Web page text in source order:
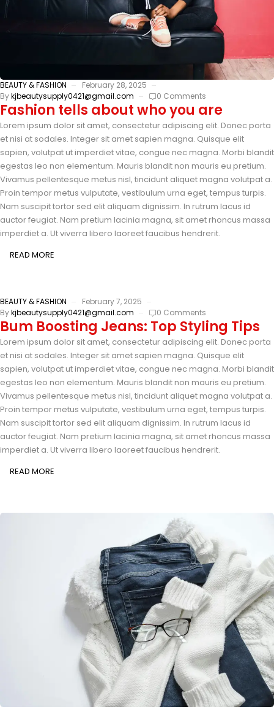
BEAUTY & FASHION
February 28, 2025
Bykjbeautysupply0421@gmail.com 0 Comments
Fashion tells about who you are
Lorem ipsum dolor sit amet, consectetur adipiscing elit. Donec porta
et nisi at sodales. Integer sit amet sapien magna. Quisque elit
sapien, volutpat ut imperdiet vitae, congue nec magna. Morbi blandit
egestas leo non elementum. Mauris blandit non mauris eu pretium.
Vivamus pellentesque metus nisl, tincidunt aliquet magna volutpat a.
Proin tempor metus vulputate, vestibulum urna eget, tempus turpis.
Nam suscipit tortor sed elit aliquam dignissim. In rutrum lacus id
auctor feugiat. Nam pretium lacinia magna, sit amet rhoncus massa
imperdiet a. Ut viverra libero laoreet faucibus hendrerit.
READ MORE
BEAUTY & FASHION
February 7, 2025
Bykjbeautysupply0421@gmail.com 0 Comments
Bum Boosting Jeans: Top Styling Tips
Lorem ipsum dolor sit amet, consectetur adipiscing elit. Donec porta
et nisi at sodales. Integer sit amet sapien magna. Quisque elit
sapien, volutpat ut imperdiet vitae, congue nec magna. Morbi blandit
egestas leo non elementum. Mauris blandit non mauris eu pretium.
Vivamus pellentesque metus nisl, tincidunt aliquet magna volutpat a.
Proin tempor metus vulputate, vestibulum urna eget, tempus turpis.
Nam suscipit tortor sed elit aliquam dignissim. In rutrum lacus id
auctor feugiat. Nam pretium lacinia magna, sit amet rhoncus massa
imperdiet a. Ut viverra libero laoreet faucibus hendrerit.
READ MORE